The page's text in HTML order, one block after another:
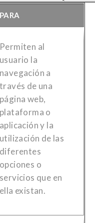
Permiten al
usuario la
navegación a
través de una
página web,
plataforma o
aplicación y la
utilización de las
diferentes
opciones o
servicios que en
ella existan.